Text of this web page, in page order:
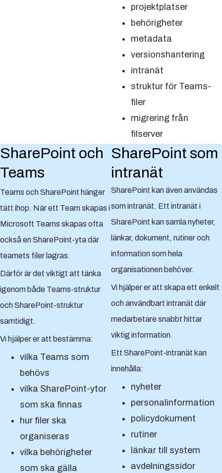
projektplatser
behörigheter
metadata
versionshantering
intranät
struktur för Teams-
filer
migrering från
filserver
SharePoint och
Teams
Teams och SharePoint hänger
tätt ihop. När ett Team skapas i
Microsoft Teams skapas ofta
också en SharePoint-yta där
teamets filer lagras.
Därför är det viktigt att tänka
igenom både Teams-struktur
och SharePoint-struktur
samtidigt.
Vi hjälper er att bestämma:
vilka Teams som
behövs
vilka SharePoint-ytor
som ska finnas
hur filer ska
organiseras
vilka behörigheter
som ska gälla
SharePoint som
intranät
SharePoint kan även användas
som intranät. Ett intranät i
SharePoint kan samla nyheter,
länkar, dokument, rutiner och
information som hela
organisationen behöver.
Vi hjälper er att skapa ett enkelt
och användbart intranät där
medarbetare snabbt hittar
viktig information.
Ett SharePoint-intranät kan
innehålla:
nyheter
personalinformation
policydokument
rutiner
länkar till system
avdelningssidor